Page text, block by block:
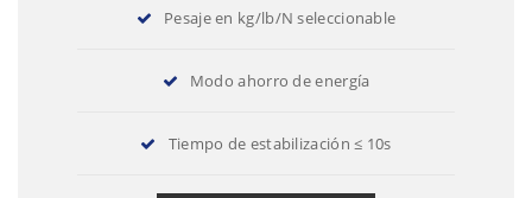
Pesaje en kg/lb/N seleccionable
Modo ahorro de energía
Tiempo de estabilización ≤ 10s